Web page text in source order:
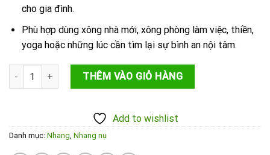
cho gia đình.
Phù hợp dùng xông nhà mới, xông phòng làm việc, thiền,
yoga hoặc những lúc cần tìm lại sự bình an nội tâm.
Nhang nụ Ngọc Am Bình Trí Thiện số lượng
THÊM VÀO GIỎ HÀNG
Add to wishlist
Danh mục: Nhang, Nhang nụ